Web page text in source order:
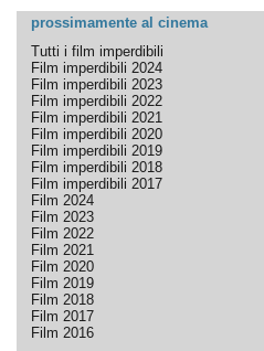
prossimamente al cinema
Tutti i film imperdibili
Film imperdibili 2024
Film imperdibili 2023
Film imperdibili 2022
Film imperdibili 2021
Film imperdibili 2020
Film imperdibili 2019
Film imperdibili 2018
Film imperdibili 2017
Film 2024
Film 2023
Film 2022
Film 2021
Film 2020
Film 2019
Film 2018
Film 2017
Film 2016